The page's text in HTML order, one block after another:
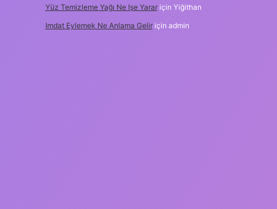
Yüz Temizleme Yağı Ne Işe Yarariçin Yiğithan
Imdat Eylemek Ne Anlama Geliriçin admin